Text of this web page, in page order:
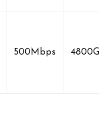
500Mbps 4800G